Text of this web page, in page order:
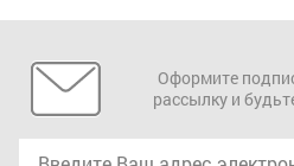
Оформите
рассылку и